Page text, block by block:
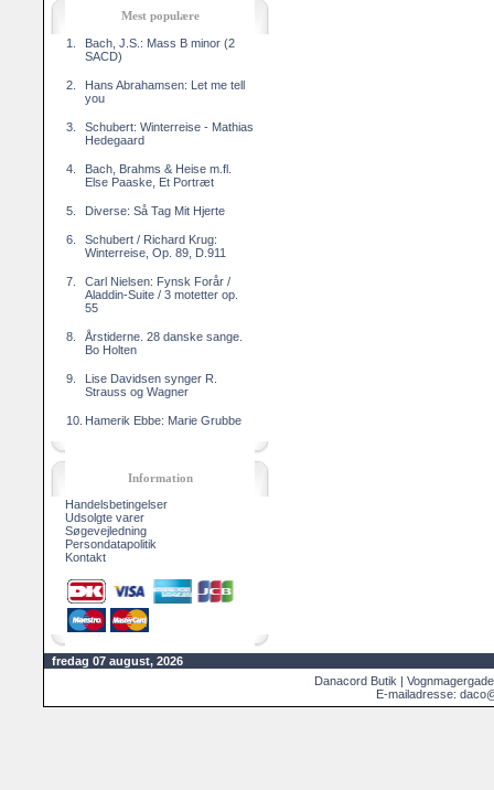
Mest populære
1.
Bach, J.S.: Mass B minor (2
SACD)
2.
Hans Abrahamsen: Let me tell
you
3.
Schubert: Winterreise - Mathias
Hedegaard
4.
Bach, Brahms & Heise m.fl.
Else Paaske, Et Portræt
5. Diverse: Så Tag Mit Hjerte
6.
Schubert / Richard Krug:
Winterreise, Op. 89, D.911
7.
Carl Nielsen: Fynsk Forår /
Aladdin-Suite / 3 motetter op.
55
8.
Årstiderne. 28 danske sange.
Bo Holten
9.
Lise Davidsen synger R.
Strauss og Wagner
10. Hamerik Ebbe: Marie Grubbe
Information
Handelsbetingelser
Udsolgte varer
Søgevejledning
Persondatapolitik
Kontakt
fredag 07 august, 2026
Danacord Butik |
E-mailadresse: